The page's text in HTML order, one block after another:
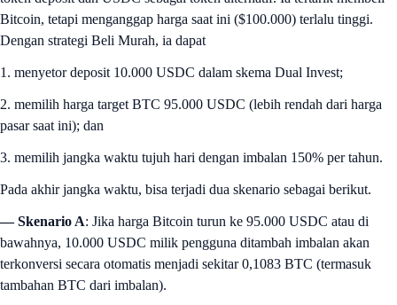
Bitcoin, tetapi menganggap harga saat ini ($100.000) terlalu tinggi.
Dengan strategi Beli Murah, ia dapat
1. menyetor deposit 10.000 USDC dalam skema Dual Invest;
2. memilih harga target BTC 95.000 USDC (lebih rendah dari harga
pasar saat ini); dan
3. memilih jangka waktu tujuh hari dengan imbalan 150% per tahun.
Pada akhir jangka waktu, bisa terjadi dua skenario sebagai berikut.
— Skenario A: Jika harga Bitcoin turun ke 95.000 USDC atau di
bawahnya, 10.000 USDC milik pengguna ditambah imbalan akan
terkonversi secara otomatis menjadi sekitar 0,1083 BTC (termasuk
tambahan BTC dari imbalan).